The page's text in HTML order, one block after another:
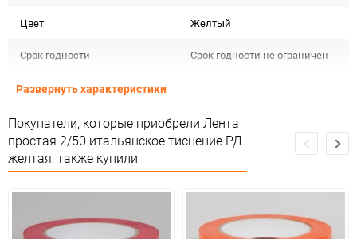
Цвет Желтый
Срок годности Срок годности не ограничен
Предназначение товара
Сертификация Не подлежит сертификации
Особые условия Особых условий не требует
Развернуть характеристики
Покупатели, которые приобрели Лента
простая 2/50 итальянское тиснение РД
желтая, также купили